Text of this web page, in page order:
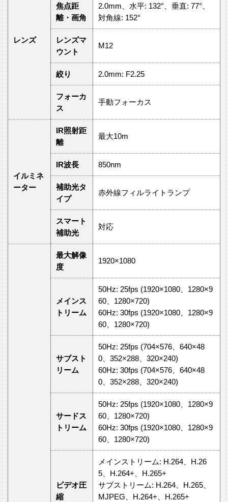
レンズ
焦点距
離・画角
2.0mm、水平: 132°、垂直: 77°、
対角線: 152°
レンズマ
ウント
M12
絞り 2.0mm: F2.25
フォーカ
ス
手動フォーカス
イルミネ
ーター
IR照射距
離
最大10m
IR波長 850nm
補助光タ
イプ
赤外線フィルライトランプ
スマート
補助光
対応
最大解像
度
1920×1080
メインス
トリーム
50Hz: 25fps (1920×1080、1280×9
60、1280×720)
60Hz: 30fps (1920×1080、1280×9
60、1280×720)
サブスト
リーム
50Hz: 25fps (704×576、640×48
0、352×288、320×240)
60Hz: 30fps (704×576、640×48
0、352×288、320×240)
サードス
トリーム
50Hz: 25fps (1920×1080、1280×9
60、1280×720)
60Hz: 30fps (1920×1080、1280×9
60、1280×720)
ビデオ圧
縮
メインストリーム: H.264、H.26
5、H.264+、H.265+
サブストリーム: H.264、H.265、
MJPEG、H.264+、H.265+